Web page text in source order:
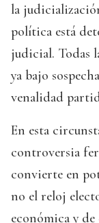
la
política está
judicial. Todas
ya bajo
venalidad
En esta
controversia
convierte en
no el reloj
económica y